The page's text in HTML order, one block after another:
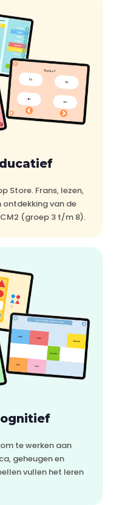
Store. Frans, lezen,
ontdekking van de
(groep 3 t/m 8).
te werken aan
geheugen en
vullen het leren